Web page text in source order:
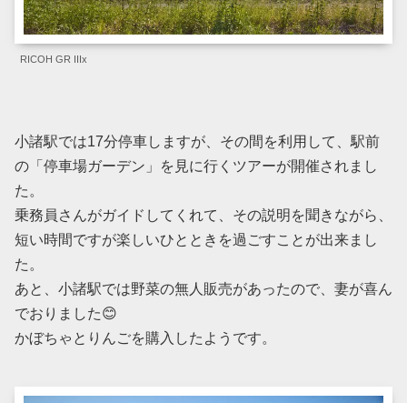
RICOH GR IIIx
小諸駅では17分停車しますが、その間を利用して、駅前
の「停車場ガーデン」を見に行くツアーが開催されまし
た。
乗務員さんがガイドしてくれて、その説明を聞きながら、
短い時間ですが楽しいひとときを過ごすことが出来まし
た。
あと、小諸駅では野菜の無人販売があったので、妻が喜ん
でおりました😊
かぼちゃとりんごを購入したようです。